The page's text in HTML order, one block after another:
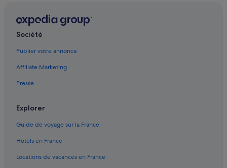
Potosi : Maison d’hôtes
Potosi : hôtels Hôtels historiques
Potosi : hôtels Hôtels d’aventure
Société
Publier votre annonce
Affiliate Marketing
Presse
Explorer
Guide de voyage sur la France
Hôtels en France
Locations de vacances en France